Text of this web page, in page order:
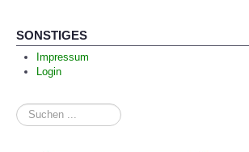
SONSTIGES
Impressum
Login
Suchen
...